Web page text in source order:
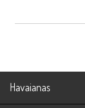
Havaianas